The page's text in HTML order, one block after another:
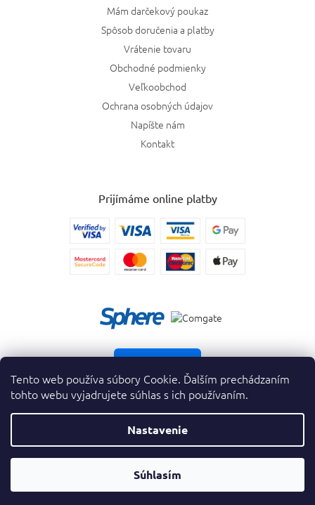
Tento web používa súbory Cookie. Ďalším prechádzaním
tohto webu vyjadrujete súhlas s ich používaním.
Nastavenie
Súhlasím
Mám darčekový poukaz
Spôsob doručenia a platby
Vrátenie tovaru
Obchodné podmienky
Veľkoobchod
Ochrana osobných údajov
Napíšte nám
Kontakt
Prijímáme online platby
Vytvoril Shoptet Premium
Copyright 2026krasnevone.sk. Všetky práva vyhradené.
Prevodník
Parfumov